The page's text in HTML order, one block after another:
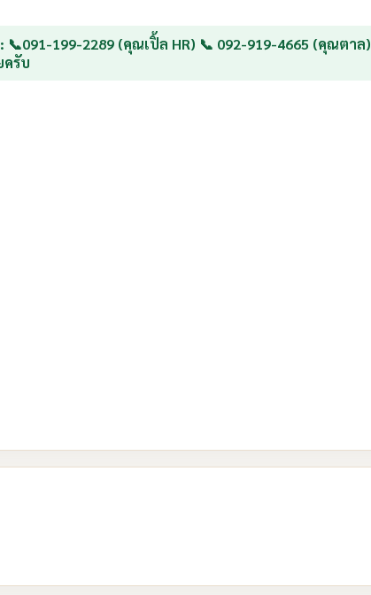
199-2289 (คุณเปิ้ล HR) 📞 092-919-4665 (คุณตาล)
ครับ